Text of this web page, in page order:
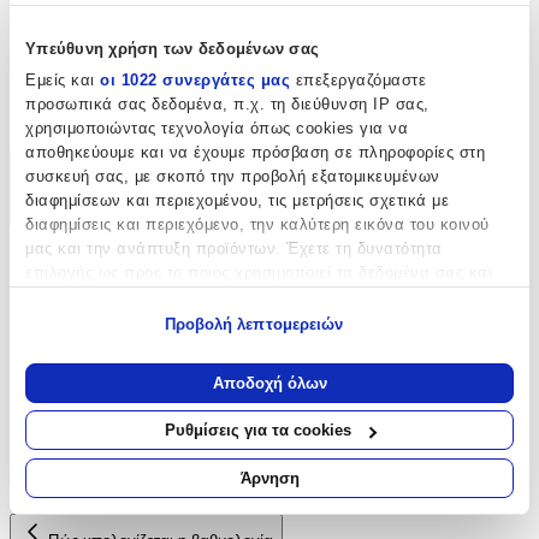
Υπεύθυνη χρήση των δεδομένων σας
Εμείς και οι 1022 συνεργάτες μας επεξεργαζόμαστε
προσωπικά σας δεδομένα, π.χ. τη διεύθυνση IP σας,
χρησιμοποιώντας τεχνολογία όπως cookies για να
αποθηκεύουμε και να έχουμε πρόσβαση σε πληροφορίες στη
συσκευή σας, με σκοπό την προβολή εξατομικευμένων
διαφημίσεων και περιεχομένου, τις μετρήσεις σχετικά με
διαφημίσεις και περιεχόμενο, την καλύτερη εικόνα του κοινού
μας και την ανάπτυξη προϊόντων. Έχετε τη δυνατότητα
Να συλλέξουμε πληροφορίες σχετικά με τη γεωγραφική
σας τοποθεσία, οι οποίες μπορεί να είναι ακριβείς σε
απόσταση μερικών μέτρων
Να αναγνωρίσουμε τη συσκευή σας σαρώνοντας ενεργά
για συγκεκριμένα χαρακτηριστικά (δακτυλικό αποτύπωμα)
Μάθετε περισσότερα σχετικά με τον τρόπο επεξεργασίας των
προσωπικών σας δεδομένων και καθορίστε τις προτιμήσεις σας
Προβολή λεπτομερειών
Αποδοχή όλων
Ρυθμίσεις για τα cookies
Άρνηση
Είδος:
Δαντέλες
Χαρακτηριστικά
Χαρακτηριστικά
Δαντέλες
Αξιολογήσεις
Προς το παρόν δεν υπάρχουν άλλες αξιολογήσεις. Όταν
προστεθούν, θα εμφανιστούν εδώ.